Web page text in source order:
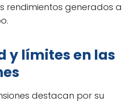
rendimientos generados a
y límites en las
destacan por su